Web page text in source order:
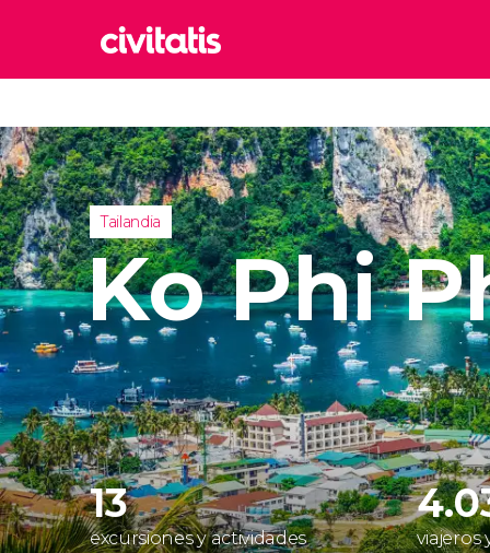
Italia
Reino
Reino
Turquía
Tailandia
Ko Phi
13
excursiones y actividades
viajeros